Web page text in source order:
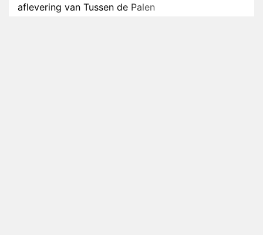
aflevering van Tussen de Palen